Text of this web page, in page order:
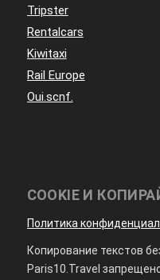
Tripster
Rentalcars
Kiwitaxi
Rail Europe
Oui.scnf.
COOKIE И
Политика
Копирование текстов
Paris10.Travel